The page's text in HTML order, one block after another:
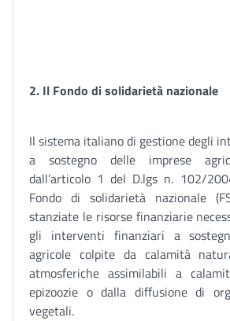
2. Il Fondo di solidarietà nazionale
Il sistema italiano di gestione degli
a sostegno delle imprese
dall’articolo 1 del D.lgs n. 102/
Fondo di solidarietà nazionale
stanziate le risorse finanziarie
gli interventi finanziari a
agricole colpite da calamità
atmosferiche assimilabili a
epizoozie o dalla diffusione di
vegetali.